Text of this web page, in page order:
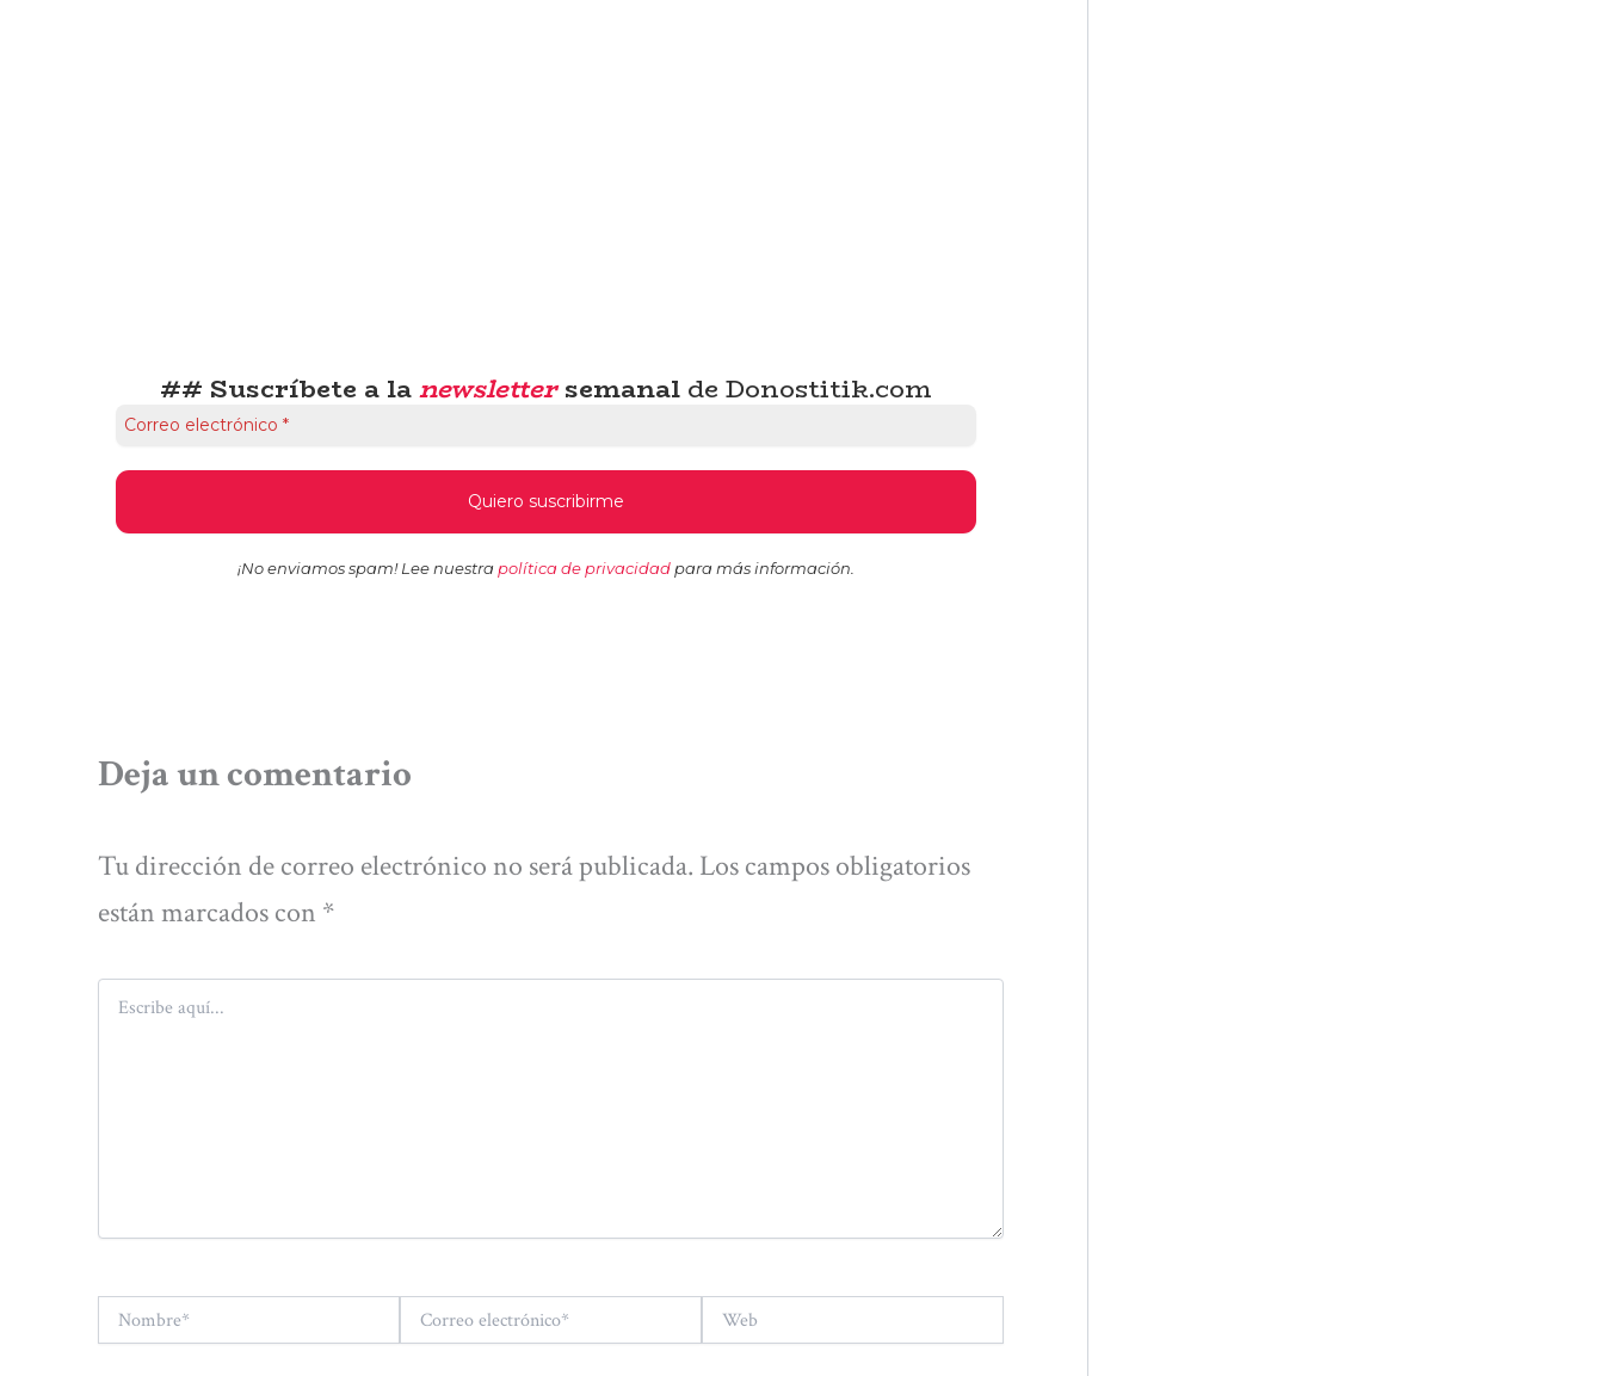
## Suscríbete a lanewslettersemanal de Donostitik.com
¡No enviamos spam! Lee nuestra política de privacidad para más información.
Deja un comentario
Tu dirección de correo electrónico no será publicada. Los campos obligatorios
están marcados con *
Escribe
aquí...
electrónico*